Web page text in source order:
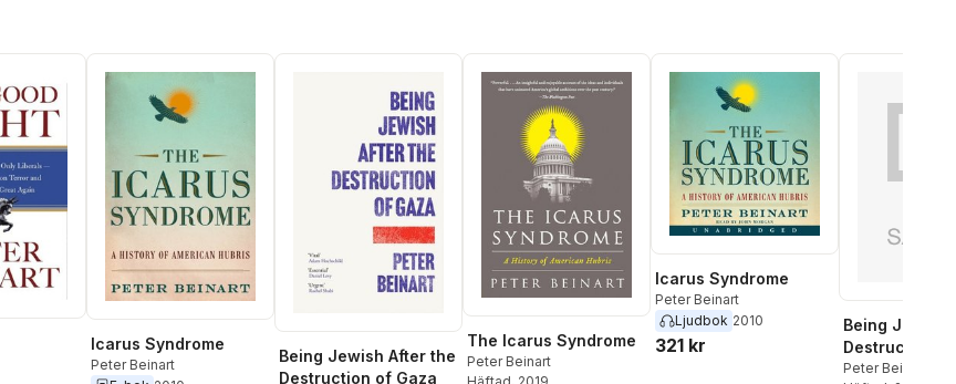
Icarus Syndrome
Peter Beinart
Being Jewish After the
Destruction of Gaza
The Icarus Syndrome
Peter Beinart
Icarus Syndrome
Peter Beinart
Ljudbok 2010
321 kr
Being Jewish
Destruction
Peter Beinart